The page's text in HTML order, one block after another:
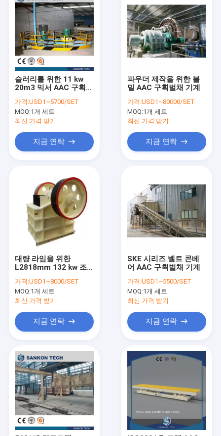
상품
회사 소개
연락처
AAC 블록 성형기
AAC 구획벌채 기계
자동 콘크리트 블록 성형기
세미 자동 블록 성형기
AAC 벽돌 기계
가벼운 벽판지 기계
AAC 압력솥
슬러리를 위한 11 kw
20m3 믹서 AAC 구획벌
가격:USD1~5700/SET
MOQ:1개 세트
최신 가격 받기
지금 연락
파우더 제작을 위한 볼
밀 AAC 구획벌채 기계
가격:USD1~80000/SET
MOQ:1개 세트
최신 가격 받기
지금 연락
대량 라임을 위한
L2818mm 132 kw 조
가격:USD1~8000/SET
MOQ:1개 세트
최신 가격 받기
지금 연락
SKE 시리즈 벨트 콘베
어 AAC 구획벌채 기계
가격:USD1~5500/SET
MOQ:1개 세트
최신 가격 받기
지금 연락